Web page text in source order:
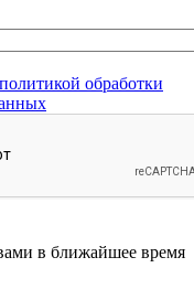
обработки
в ближайшее время